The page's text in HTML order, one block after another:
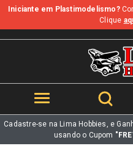
b
Iniciante em Plastimodelismo?
Clique
Cadastre-se na Lima Hobbies, e
usando o Cupom